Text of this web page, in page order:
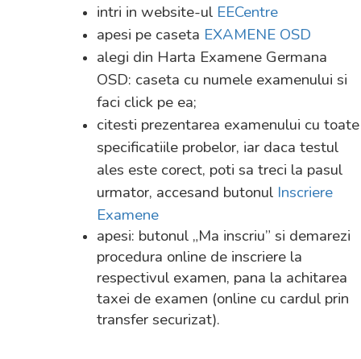
intri in website-ul EECentre
apesi pe caseta EXAMENE OSD
alegi din Harta Examene Germana
OSD: caseta cu numele examenului si
faci click pe ea;
citesti prezentarea examenului cu toate
specificatiile probelor, iar daca testul
ales este corect, poti sa treci la pasul
urmator, accesand butonul Inscriere
Examene
apesi: butonul „Ma inscriu” si demarezi
procedura online de inscriere la
respectivul examen, pana la achitarea
taxei de examen (online cu cardul prin
transfer securizat).